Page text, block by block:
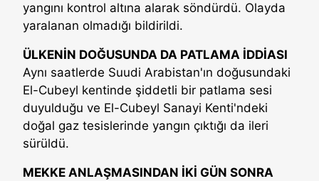
yangını kontrol altına alarak söndürdü. Olayda
yaralanan olmadığı bildirildi.
ÜLKENİN DOĞUSUNDA DA PATLAMA İDDİASI
Aynı saatlerde Suudi Arabistan'ın doğusundaki
El-Cubeyl kentinde şiddetli bir patlama sesi
duyulduğu ve El-Cubeyl Sanayi Kenti'ndeki
doğal gaz tesislerinde yangın çıktığı da ileri
sürüldü.
MEKKE ANLAŞMASINDAN İKİ GÜN SONRA